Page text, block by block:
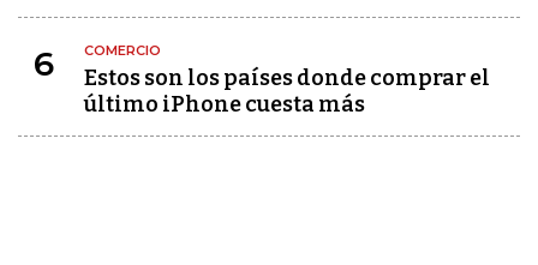
6 COMERCIO
Estos son los países donde comprar el
último iPhone cuesta más